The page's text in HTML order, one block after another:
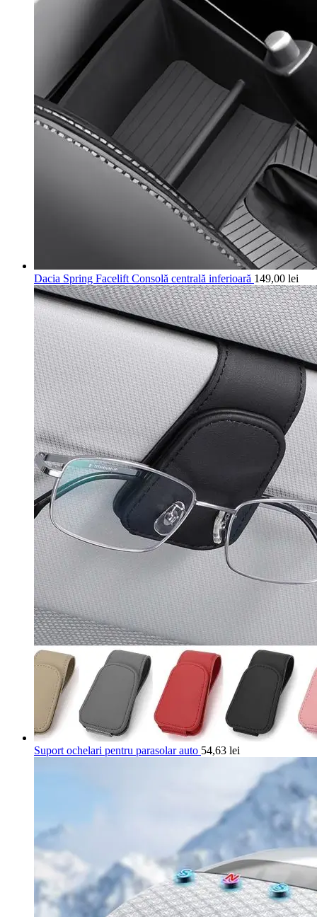
Dacia Spring Facelift Consolă centrală inferioară 149,00 lei
Suport ochelari pentru parasolar auto 54,63 lei